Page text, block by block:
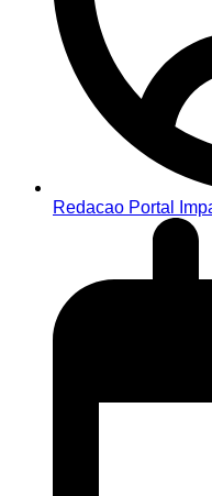
Redacao Portal